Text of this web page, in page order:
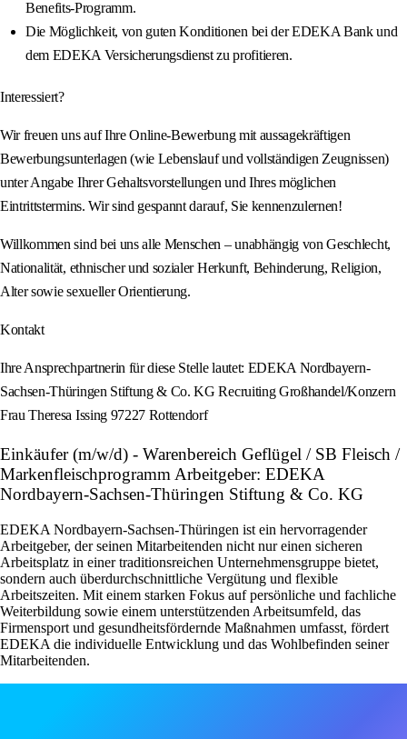
Benefits-Programm.
Die Möglichkeit, von guten Konditionen bei der EDEKA Bank und
dem EDEKA Versicherungsdienst zu profitieren.
Interessiert?
Wir freuen uns auf Ihre Online-Bewerbung mit aussagekräftigen
Bewerbungsunterlagen (wie Lebenslauf und vollständigen Zeugnissen)
unter Angabe Ihrer Gehaltsvorstellungen und Ihres möglichen
Eintrittstermins. Wir sind gespannt darauf, Sie kennenzulernen!
Willkommen sind bei uns alle Menschen – unabhängig von Geschlecht,
Nationalität, ethnischer und sozialer Herkunft, Behinderung, Religion,
Alter sowie sexueller Orientierung.
Kontakt
Ihre Ansprechpartnerin für diese Stelle lautet: EDEKA Nordbayern-
Sachsen-Thüringen Stiftung & Co. KG Recruiting Großhandel/Konzern
Frau Theresa Issing 97227 Rottendorf
Einkäufer (m/w/d) - Warenbereich Geflügel / SB Fleisch /
Markenfleischprogramm Arbeitgeber: EDEKA
Nordbayern-Sachsen-Thüringen Stiftung & Co. KG
EDEKA Nordbayern-Sachsen-Thüringen ist ein hervorragender
Arbeitgeber, der seinen Mitarbeitenden nicht nur einen sicheren
Arbeitsplatz in einer traditionsreichen Unternehmensgruppe bietet,
sondern auch überdurchschnittliche Vergütung und flexible
Arbeitszeiten. Mit einem starken Fokus auf persönliche und fachliche
Weiterbildung sowie einem unterstützenden Arbeitsumfeld, das
Firmensport und gesundheitsfördernde Maßnahmen umfasst, fördert
EDEKA die individuelle Entwicklung und das Wohlbefinden seiner
Mitarbeitenden.